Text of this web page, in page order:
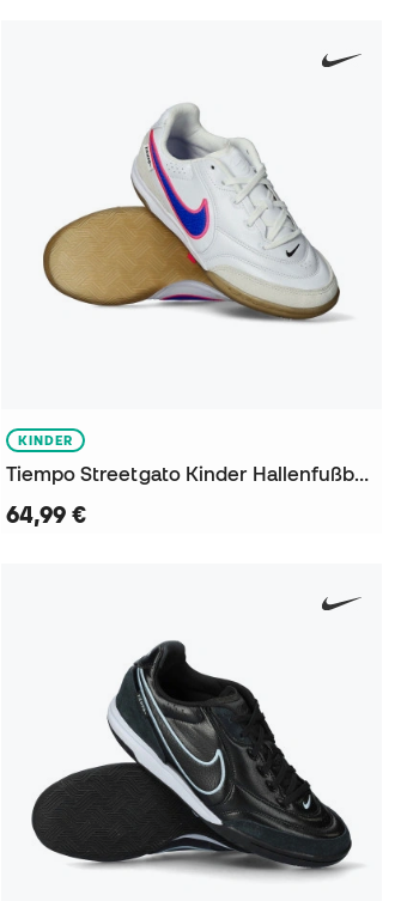
KINDER
Tiempo Streetgato Kinder Hallenfußballschuhe
64,99 €